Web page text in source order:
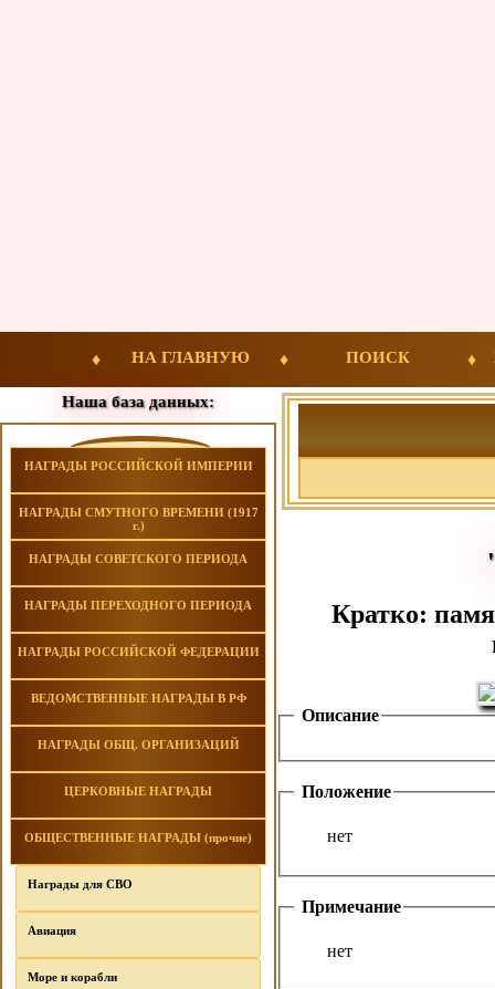
НА ГЛАВНУЮ ПОИСК
Наша база данных:
НАГРАДЫ РОССИЙСКОЙ ИМПЕРИИ
НАГРАДЫ СМУТНОГО ВРЕМЕНИ (1917
г.)
НАГРАДЫ СОВЕТСКОГО ПЕРИОДА
НАГРАДЫ ПЕРЕХОДНОГО ПЕРИОДА
НАГРАДЫ РОССИЙСКОЙ ФЕДЕРАЦИИ
ВЕДОМСТВЕННЫЕ НАГРАДЫ В РФ
НАГРАДЫ ОБЩ. ОРГАНИЗАЦИЙ
ЦЕРКОВНЫЕ НАГРАДЫ
ОБЩЕСТВЕННЫЕ НАГРАДЫ (прочие)
Награды для СВО
Авиация
Море и корабли
Кратко:
Описание
Положение
нет
Примечание
нет